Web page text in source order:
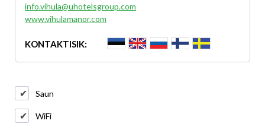
info.vihula@uhotelsgroup.com
www.vihulamanor.com
KONTAKTISIK:
Saun
WiFi